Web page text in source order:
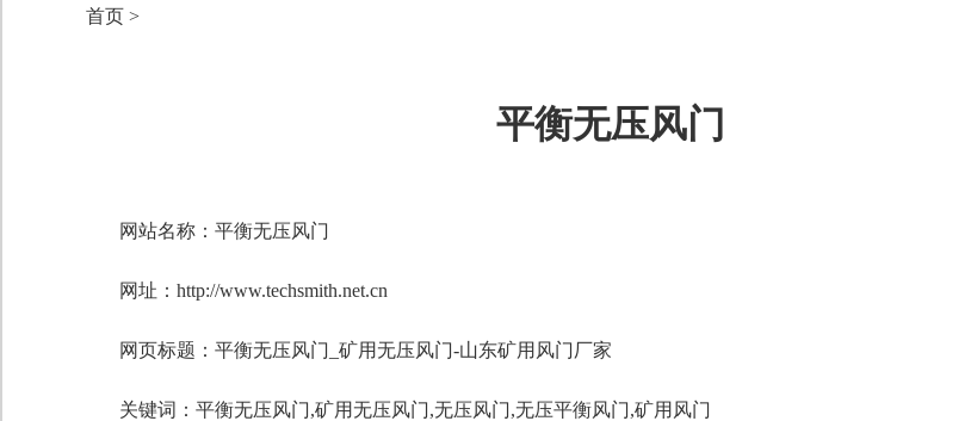
首页 >
平衡无压风门
网站名称：平衡无压风门
网址：http://www.techsmith.net.cn
网页标题：平衡无压风门_矿用无压风门-山东矿用风门厂家
关键词： 平衡无压风门,矿用无压风门,无压风门,无压平衡风门,矿用风门